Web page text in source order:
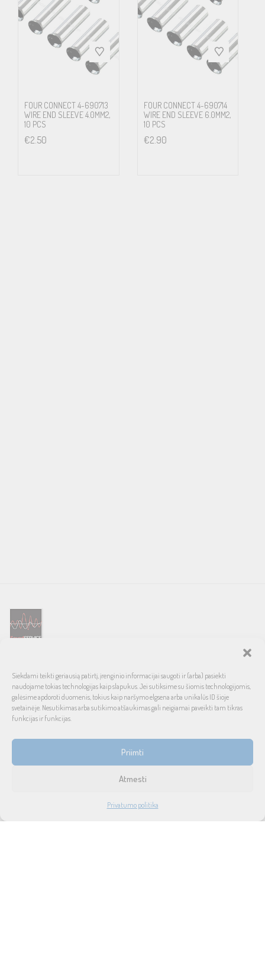
Siekdami teikti geriausią patirtį, įrenginio informacijai saugoti ir (arba) pasiekti
naudojame tokias technologijas kaip slapukus. Jei sutiksime su šiomis technologijomis,
galėsime apdoroti duomenis, tokius kaip naršymo elgsena arba unikalūs ID šioje
svetainėje. Nesutikimas arba sutikimo atšaukimas gali neigiamai paveikti tam tikras
funkcijas ir funkcijas.
Priimti
Atmesti
Privatumo politika
PASKYRA PAIEŠKA
FOUR CONNECT 4-690713
WIRE END SLEEVE 4.0MM2,
10 PCS
€2.50
FOUR CONNECT 4-690714
WIRE END SLEEVE 6.0MM2,
10 PCS
€2.90
pasaulinio garso, laiko patikrintais namų bei automobilinės garso
aparatūros ženklais. Galimybė pirkti išsimokėtinai, garantuotas optimalus
kainos ir kokybės santykis.
INFORMACIJA
Prekių pristatymas ir grąžinimas